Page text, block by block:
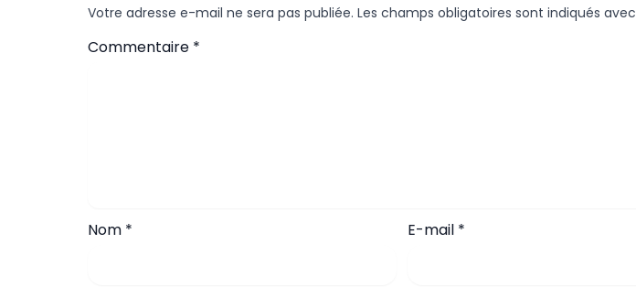
Votre adresse e-mail ne sera pas publiée. Les champs obligatoires sont indiqués avec
Commentaire *
Nom * E-mail *